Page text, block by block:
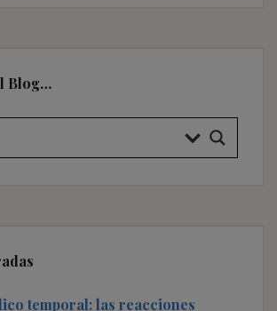
Blog…
temporal: las reacciones